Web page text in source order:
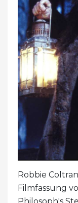
Robbie
Filmfassung